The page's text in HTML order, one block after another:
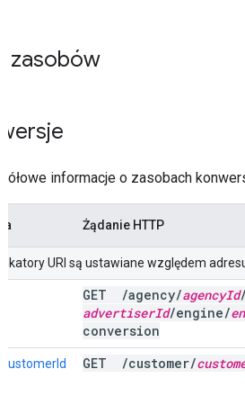
zasobów
informacje o zasobach
Żądanie HTTP
URI są ustawiane względem
GET /agency/agencyId/
advertiserId/engine/
conversion
GET /customer/